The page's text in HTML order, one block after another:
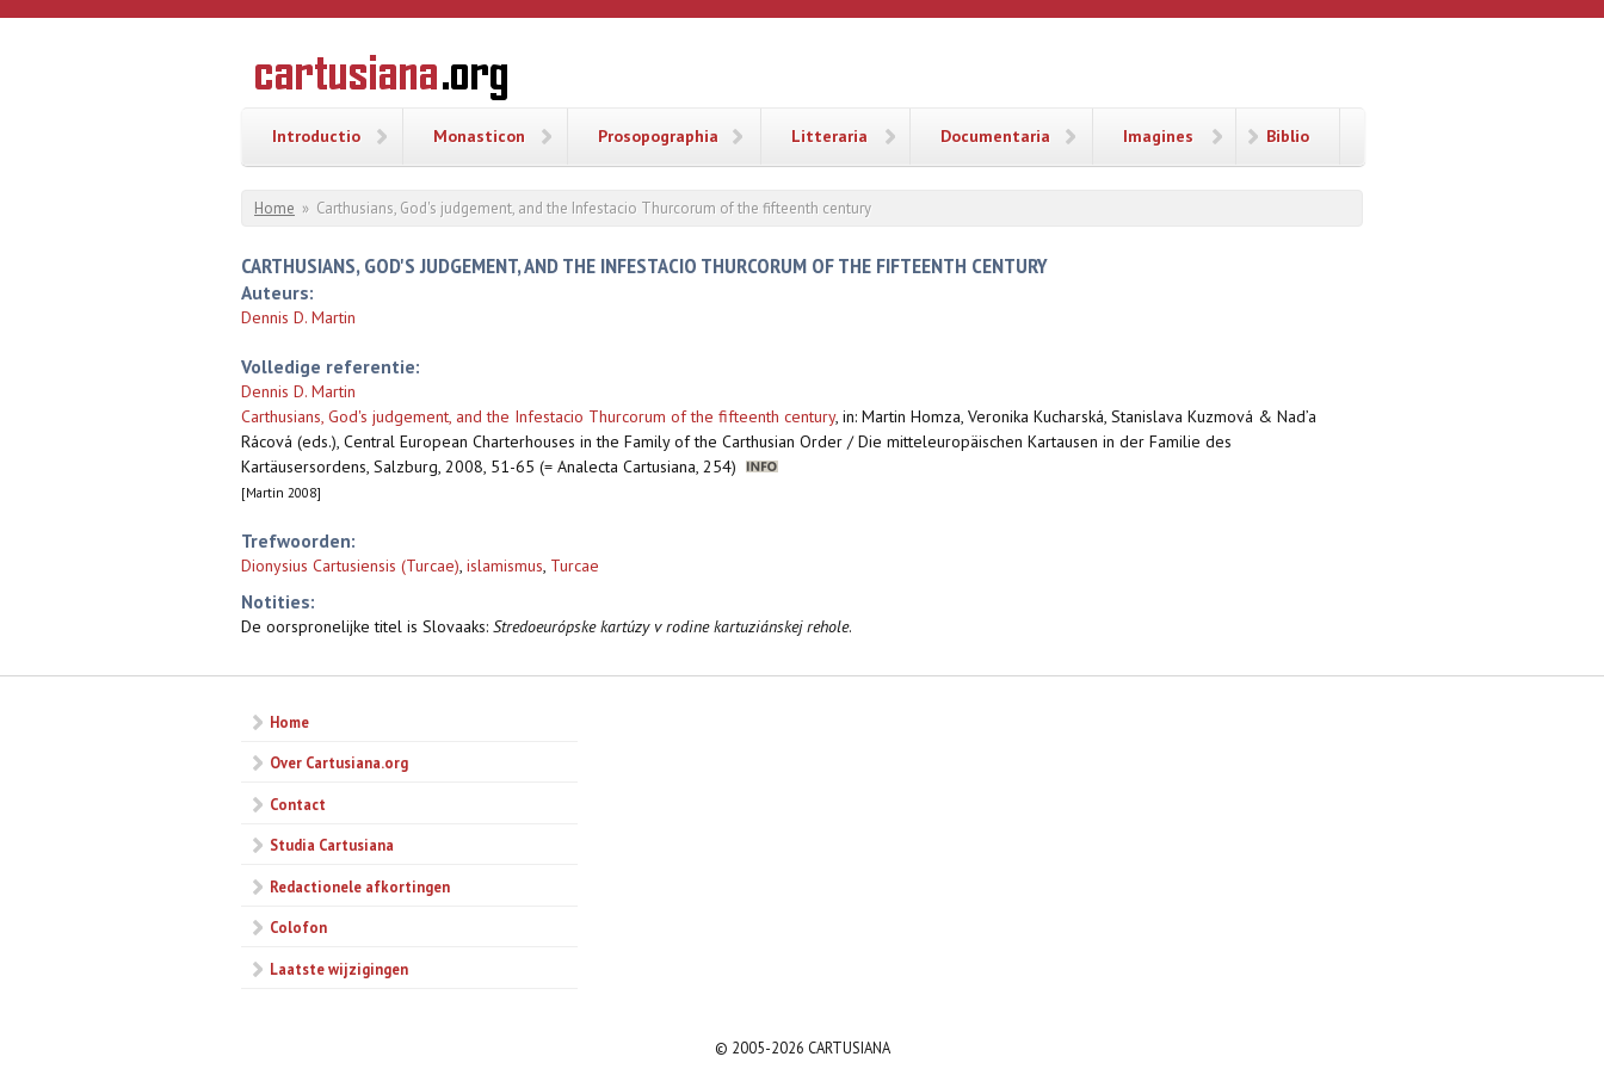
Overslaan en naar de inhoud gaan
CARTUSIANA
Geschiedenis
van de
Introductio Monasticon Prosopographia Litteraria Documentaria Imagines Biblio
U bent hier
Home » Carthusians, God's judgement, and the Infestacio Thurcorum of the fifteenth century
CARTHUSIANS, GOD'S JUDGEMENT, AND THE INFESTACIO THURCORUM OF THE FIFTEENTH CENTURY
Auteurs:
Dennis D. Martin
Volledige referentie:
Dennis D. Martin
Carthusians, God's judgement, and the Infestacio Thurcorum of the fifteenth century, in: Martin Homza, Veronika Kucharská, Stanislava Kuzmová & Nad’a
Rácová (eds.), Central European Charterhouses in the Family of the Carthusian Order / Die mitteleuropäischen Kartausen in der Familie des
Kartäusersordens, Salzburg, 2008, 51-65 (= Analecta Cartusiana, 254)
[Martin 2008]
Trefwoorden:
Dionysius Cartusiensis (Turcae), islamismus, Turcae
Notities:
De oorspronelijke titel is Slovaaks: Stredoeurópske kartúzy v rodine kartuziánskej rehole.
Home
Over Cartusiana.org
Contact
Studia Cartusiana
Redactionele afkortingen
Colofon
Laatste wijzigingen
© 2005-2026 CARTUSIANA